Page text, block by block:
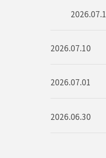
2026.07.16
2026.07.10
2026.07.01
2026.06.30